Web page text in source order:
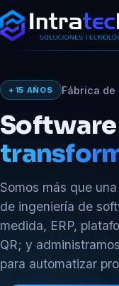
+15 AÑOS Fábrica de
Software
Somos más que
de ingeniería de
medida, ERP,
QR; y
para automatizar